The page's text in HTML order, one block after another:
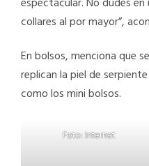
collares al por mayor”,
En bolsos, menciona que
replican la piel de
como los mini bolsos.
Foto: Internet